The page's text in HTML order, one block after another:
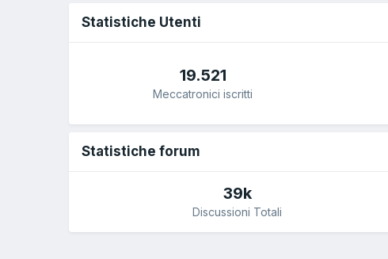
Statistiche Utenti
19.521
Meccatronici iscritti
Statistiche forum
39k
Discussioni Totali